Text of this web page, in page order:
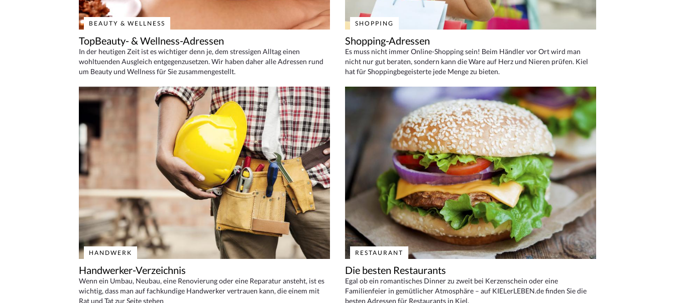
BEAUTY & WELLNESS
TopBeauty- & Wellness-Adressen
In der heutigen Zeit ist es wichtiger denn je, dem stressigen Alltag einen
wohltuenden Ausgleich entgegenzusetzen. Wir haben daher alle Adressen rund
um Beauty und Wellness für Sie zusammengestellt.
SHOPPING
Shopping-Adressen
Es muss nicht immer Online-Shopping sein! Beim Händler vor Ort wird man
nicht nur gut beraten, sondern kann die Ware auf Herz und Nieren prüfen. Kiel
hat für Shoppingbegeisterte jede Menge zu bieten.
HANDWERK
Handwerker-Verzeichnis
Wenn ein Umbau, Neubau, eine Renovierung oder eine Reparatur ansteht, ist es
wichtig, dass man auf fachkundige Handwerker vertrauen kann, die einem mit
Rat und Tat zur Seite stehen
RESTAURANT
Die besten Restaurants
Egal ob ein romantisches Dinner zu zweit bei Kerzenschein oder eine
Familienfeier in gemütlicher Atmosphäre – auf KIELerLEBEN.de finden Sie die
besten Adressen für Restaurants in Kiel.